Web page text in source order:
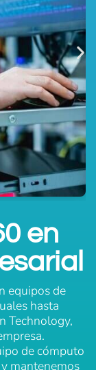
en
equipos de
hasta
Technology,
de cómputo
mantenemos